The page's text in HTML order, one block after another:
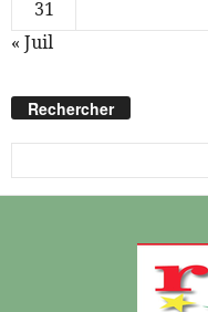
31
« Juil
Rechercher